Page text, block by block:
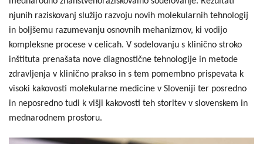
njunih raziskovanj služijo razvoju novih molekularnih tehnologij
in boljšemu razumevanju osnovnih mehanizmov, ki vodijo
kompleksne procese v celicah. V sodelovanju s klinično stroko
inštituta prenašata nove diagnostične tehnologije in metode
zdravljenja v klinično prakso in s tem pomembno prispevata k
visoki kakovosti molekularne medicine v Sloveniji ter posredno
in neposredno tudi k višji kakovosti teh storitev v slovenskem in
mednarodnem prostoru.